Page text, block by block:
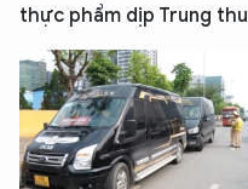
thực phẩm dịp Trung thu